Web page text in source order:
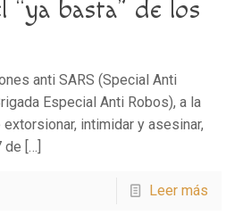
“ya basta” de los
anti SARS (Special Anti
Especial Anti Robos), a la
intimidar y asesinar,
de […]
Leer más